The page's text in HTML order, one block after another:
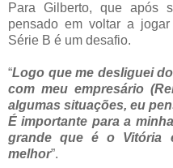
Para Gilberto, que após
pensado em voltar a
Série B é um desafio.
“Logo que me desliguei
com meu empresário
algumas situações, eu
É importante para a
grande que é o Vitória
melhor”.